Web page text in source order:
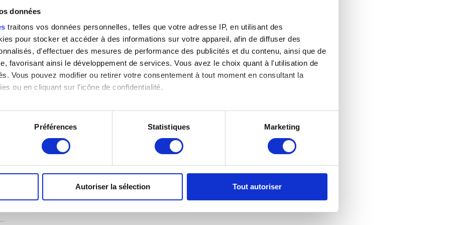
données
traitons vos données personnelles, telles que votre adresse IP, en utilisant des
pour stocker et accéder à des informations sur votre appareil, afin de diffuser des
d'effectuer des mesures de performance des publicités et du contenu, ainsi que de
favorisant ainsi le développement de services. Vous avez le choix quant à l'utilisation de
Vous pouvez modifier ou retirer votre consentement à tout moment en consultant la
ou en cliquant sur l'icône de confidentialité.
également :
sur votre localisation géographique qui peuvent être précises à plusieurs mètres près
de publicité et d'analyse, qui peuvent combiner celles-ci avec d'autres informations que
Préférences Statistiques Marketing
Autoriser la sélection Tout autoriser